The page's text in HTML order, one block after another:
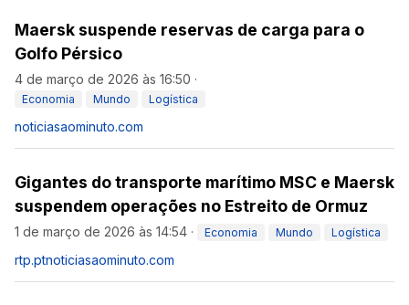
Maersk suspende reservas de carga para o
Golfo Pérsico
4 de março de 2026 às 16:50 ·
Economia Mundo Logística
noticiasaominuto.com
Gigantes do transporte marítimo MSC e Maersk
suspendem operações no Estreito de Ormuz
1 de março de 2026 às 14:54 · Economia Mundo Logística
rtp.ptnoticiasaominuto.com